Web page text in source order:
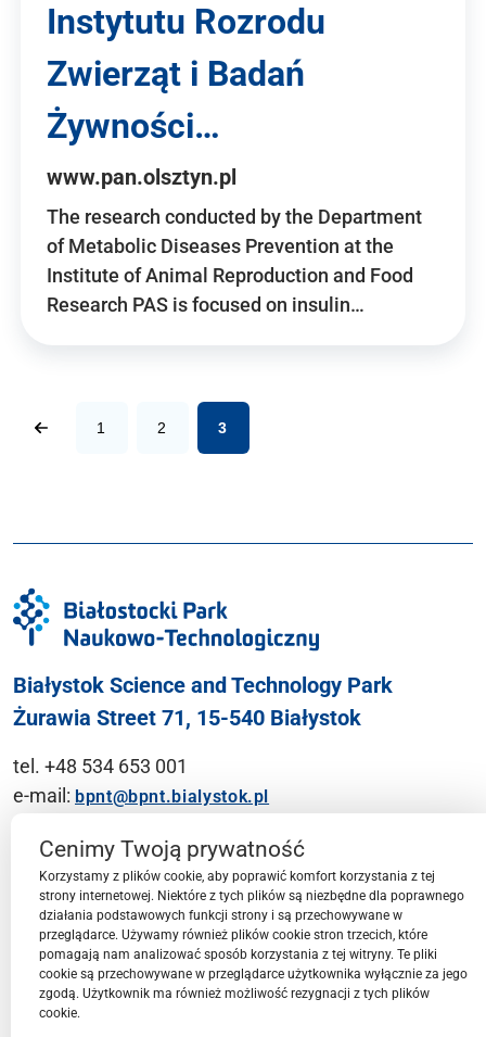
Instytutu Rozrodu
Zwierząt i Badań
Żywności…
www.pan.olsztyn.pl
The research conducted by the Department
of Metabolic Diseases Prevention at the
Institute of Animal Reproduction and Food
Research PAS is focused on insulin…
1 2 3
Białystok Science and Technology Park
Żurawia Street 71, 15-540 Białystok
tel. +48 534 653 001
e-mail: bpnt@bpnt.bialystok.pl
Contact
BPN-T Area
BPN-T Offer
Cenimy Twoją prywatność
Korzystamy z plików cookie, aby poprawić komfort korzystania z tej
strony internetowej. Niektóre z tych plików są niezbędne dla poprawnego
działania podstawowych funkcji strony i są przechowywane w
przeglądarce. Używamy również plików cookie stron trzecich, które
pomagają nam analizować sposób korzystania z tej witryny. Te pliki
cookie są przechowywane w przeglądarce użytkownika wyłącznie za jego
zgodą. Użytkownik ma również możliwość rezygnacji z tych plików
cookie.